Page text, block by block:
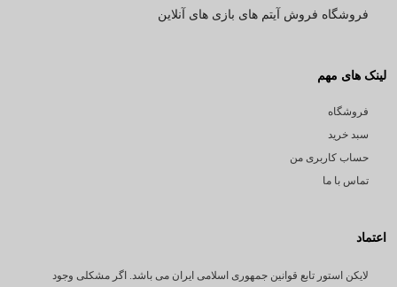
فروشگاه فروش آیتم های بازی های آنلاین
لینک های مهم
فروشگاه
سبد خرید
حساب کاربری من
تماس با ما
اعتماد
لایکن استور تابع قوانین جمهوری اسلامی ایران می باشد. اگر مشکلی وجود